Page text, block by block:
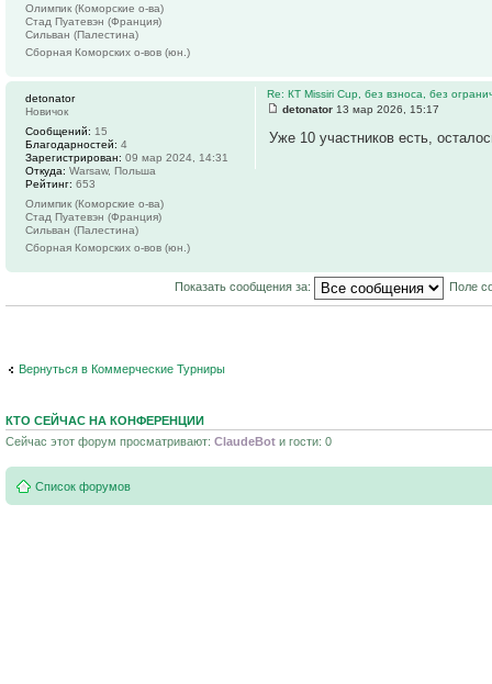
Олимпик (Коморские о-ва)
Стад Пуатевэн (Франция)
Сильван (Палестина)
Сборная Коморских о-вов (юн.)
Re: КТ Missiri Cup, без взноса, без
detonator 13 мар 2026, 15:17
Уже 10 участников есть,
detonator
Новичок
Сообщений: 15
Благодарностей: 4
Зарегистрирован: 09 мар 2024, 14:31
Откуда: Warsaw, Польша
Рейтинг: 653
Олимпик (Коморские о-ва)
Стад Пуатевэн (Франция)
Сильван (Палестина)
Сборная Коморских о-вов (юн.)
Показать сообщения за: Поле
Вернуться в Коммерческие Турниры
КТО СЕЙЧАС НА КОНФЕРЕНЦИИ
Сейчас этот форум просматривают: ClaudeBot и гости: 0
Список форумов